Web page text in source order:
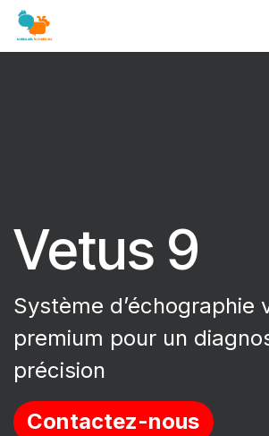
Se rendre au contenu
Vetus 9
Système d’échographie
premium pour un
précision
Contactez-​​​​​​nous